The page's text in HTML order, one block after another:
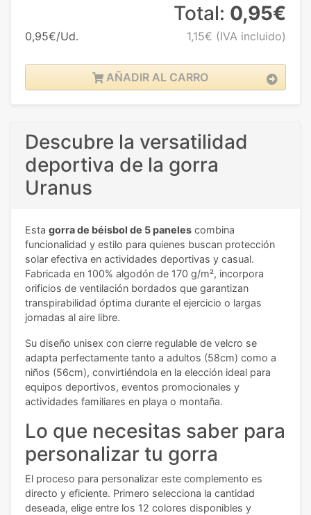
0,95€/Ud.
Total: 0,95€
1,15€ (IVA incluido)
AÑADIR AL CARRO
Descubre la versatilidad
deportiva de la gorra
Uranus
Esta gorra de béisbol de 5 paneles combina
funcionalidad y estilo para quienes buscan protección
solar efectiva en actividades deportivas y casual.
Fabricada en 100% algodón de 170 g/m², incorpora
orificios de ventilación bordados que garantizan
transpirabilidad óptima durante el ejercicio o largas
jornadas al aire libre.
Su diseño unisex con cierre regulable de velcro se
adapta perfectamente tanto a adultos (58cm) como a
niños (56cm), convirtiéndola en la elección ideal para
equipos deportivos, eventos promocionales y
actividades familiares en playa o montaña.
Lo que necesitas saber para
personalizar tu gorra
El proceso para personalizar este complemento es
directo y eficiente. Primero selecciona la cantidad
deseada, elige entre los 12 colores disponibles y